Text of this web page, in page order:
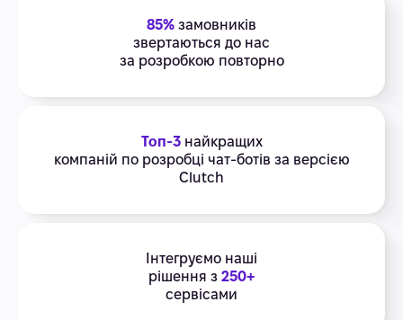
85% замовників
звертаються до нас
за розробкою повторно
Топ-3найкращих
компаній по розробці чат-ботів за версією
Clutch
Інтегруємо наші
рішення з 250+
сервісами